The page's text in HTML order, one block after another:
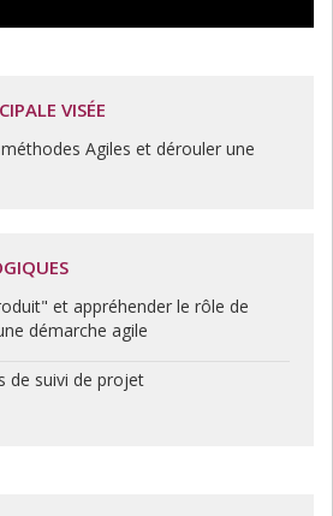
VISÉE
Agiles et dérouler une
et appréhender le rôle de
démarche agile
de suivi de projet